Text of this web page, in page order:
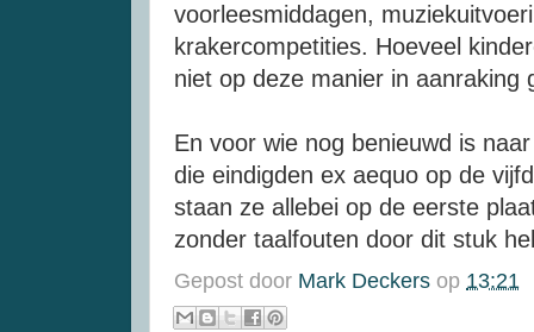
voorleesmiddagen,
krakercompetities. Hoeveel
niet op deze manier in aanraking
En voor wie nog benieuwd is
die eindigden ex aequo op de
staan ze allebei op de eerste
zonder taalfouten door dit stuk
Gepost door Mark Deckers op 13:21